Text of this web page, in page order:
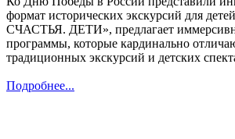
формат исторических экскурсий для
СЧАСТЬЯ. ДЕТИ», предлагает
программы, которые кардинально
традиционных экскурсий и детских
Подробнее...